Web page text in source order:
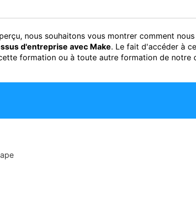
nous souhaitons vous montrer comment
d'entreprise avec Make. Le fait d'accéder à
formation ou à toute autre formation de notre